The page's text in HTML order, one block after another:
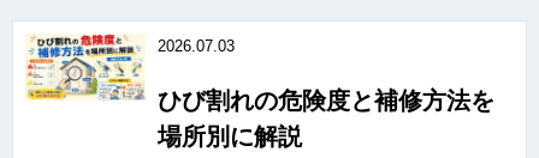
2026.07.03
ひび割れの危険度と補修方法を
場所別に解説